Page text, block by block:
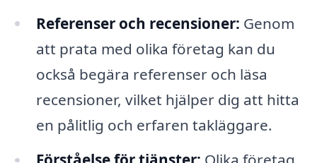
Referenser och recensioner: Genom
att prata med olika företag kan du
också begära referenser och läsa
recensioner, vilket hjälper dig att hitta
en pålitlig och erfaren takläggare.